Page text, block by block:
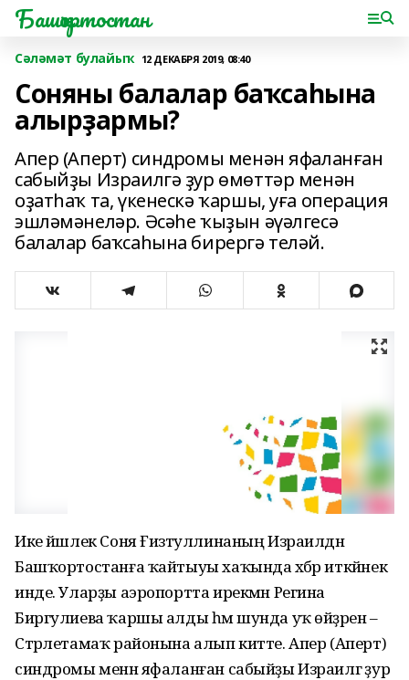
Башҡортостан
Сәләмәт булайыҡ 12 ДЕКАБРЯ 2019, 08:40
Соняны балалар баҡсаһына
алырҙармы?
Апер (Аперт) синдромы менән яфаланған
сабыйҙы Израилгә ҙур өмөттәр менән
оҙатһаҡ та, үкенескә ҡаршы, уға операция
эшләмәнеләр. Әсәһе ҡыҙын әүәлгесә
балалар баҡсаһына бирергә теләй.
Ике йәшлек Соня Ғизәтуллинаның Израилдән
Башҡортостанға ҡайтыуы хаҡында хәбәр иткәйнек
инде. Уларҙы аэропортта ирекмән Регина
Биргулиева ҡаршы алды һәм шунда уҡ өйҙәренә –
Стәрлетамаҡ районына алып китте. Апер (Аперт)
синдромы менән яфаланған сабыйҙы Израилгә ҙур